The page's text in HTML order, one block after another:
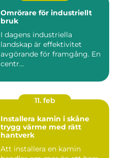
Omrörare för industriellt
bruk
I dagens industriella
landskap är effektivitet
avgörande för framgång. En
centr...
11. feb
Installera kamin i skåne
trygg värme med rätt
hantverk
Att installera en kamin